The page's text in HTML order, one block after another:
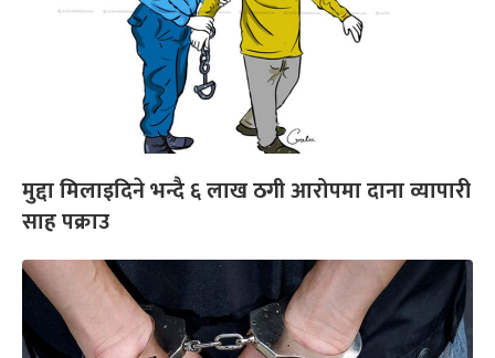
मुद्दा मिलाइदिने भन्दै ६ लाख ठगी आरोपमा दाना व्यापारी
साह पक्राउ